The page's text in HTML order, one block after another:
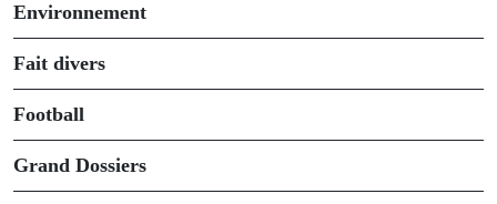
Environnement
Fait divers
Football
Grand Dossiers